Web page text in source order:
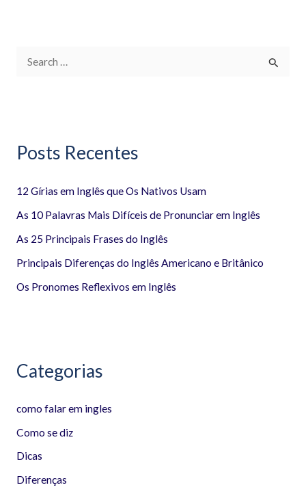
u
s
a
r
Posts Recentes
12 Gírias em Inglês que Os Nativos Usam
As 10 Palavras Mais Difíceis de Pronunciar em Inglês
As 25 Principais Frases do Inglês
Principais Diferenças do Inglês Americano e Britânico
Os Pronomes Reflexivos em Inglês
Categorias
como falar em ingles
Como se diz
Dicas
Diferenças